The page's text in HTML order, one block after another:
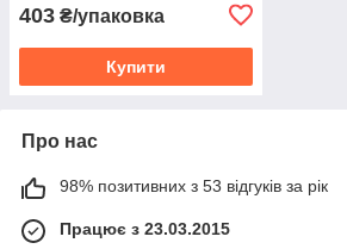
403 ₴/упаковка
Купити
Про нас
98% позитивних з 53 відгуків за рік
Працює з 23.03.2015